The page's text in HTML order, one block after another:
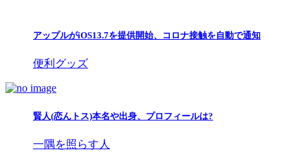
アップルがiOS13.7を提供開始、コロナ接触を自動で通知
便利グッズ
賢人(恋んトス)本名や出身、プロフィールは?
一隅を照らす人